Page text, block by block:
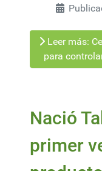
Leer más:
para
Nació
primer